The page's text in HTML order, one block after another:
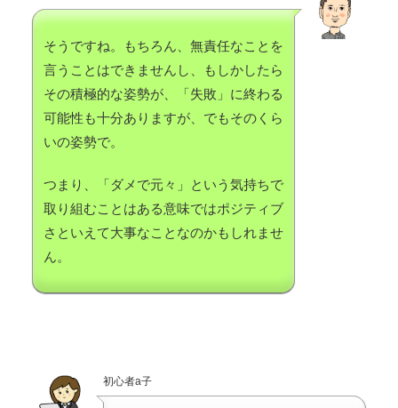
そうですね。もちろん、無責任なことを
言うことはできませんし、もしかしたら
その積極的な姿勢が、「失敗」に終わる
可能性も十分ありますが、でもそのくら
いの姿勢で。
つまり、「ダメで元々」という気持ちで
取り組むことはある意味ではポジティブ
さといえて大事なことなのかもしれませ
ん。
初心者a子